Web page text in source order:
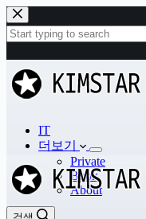
본
문
으
로
건
너
과
없
IT
더보기
Private
Book
About